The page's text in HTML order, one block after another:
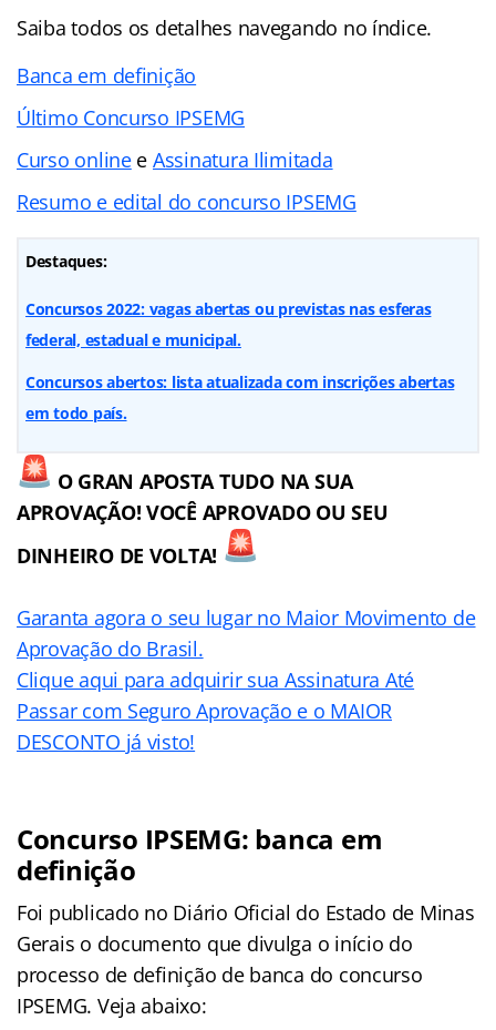
Saiba todos os detalhes navegando no índice.
Banca em definição
Último Concurso IPSEMG
Curso onlinee Assinatura Ilimitada
Resumo e edital do concurso IPSEMG
Destaques:
Concursos 2022: vagas abertas ou previstas nas esferas
federal, estadual e municipal.
Concursos abertos: lista atualizada com inscrições abertas
em todo país.
O GRAN APOSTA TUDO NA SUA
APROVAÇÃO! VOCÊ APROVADO OU SEU
DINHEIRO DE VOLTA!
Garanta agora o seu lugar no Maior Movimento de
Aprovação do Brasil.
Clique aqui para adquirir sua Assinatura Até
Passar com Seguro Aprovação e o MAIOR
DESCONTO já visto!
Concurso IPSEMG: banca em
definição
Foi publicado no Diário Oficial do Estado de Minas
Gerais o documento que divulga o início do
processo de definição de banca do concurso
IPSEMG. Veja abaixo: